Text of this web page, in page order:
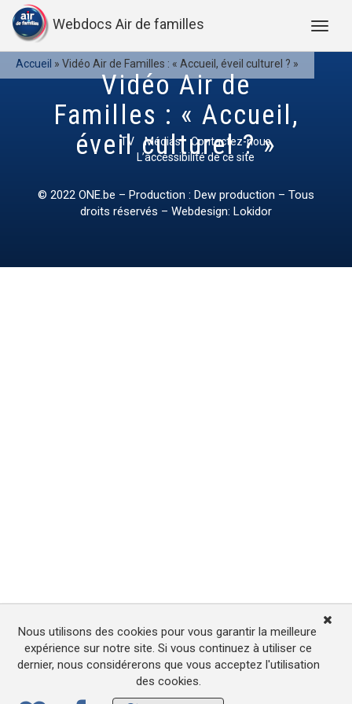
Webdocs Air de familles
Accueil » Vidéo Air de Familles : « Accueil, éveil culturel ? »
Vidéo Air de
Familles : « Accueil,
éveil culturel ? »
TV Médias
Contactez-nous
L’accessibilité de ce site
© 2022 ONE.be – Production : Dew production – Tous
droits réservés – Webdesign: Lokidor
Nous utilisons des cookies pour vous garantir la meilleure
expérience sur notre site. Si vous continuez à utiliser ce
dernier, nous considérerons que vous acceptez l'utilisation
des cookies.